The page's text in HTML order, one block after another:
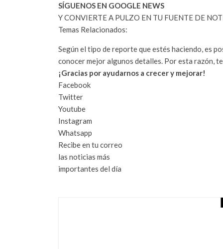
SÍGUENOS EN GOOGLE NEWS
Y CONVIERTE A PULZO EN TU FUENTE DE
Temas Relacionados:
Según el tipo de reporte que estés haciendo, es
conocer mejor algunos detalles. Por esta razón,
¡Gracias por ayudarnos a crecer y mejorar!
Facebook
Twitter
Youtube
Instagram
Whatsapp
Recibe en tu correo
las noticias más
importantes del día